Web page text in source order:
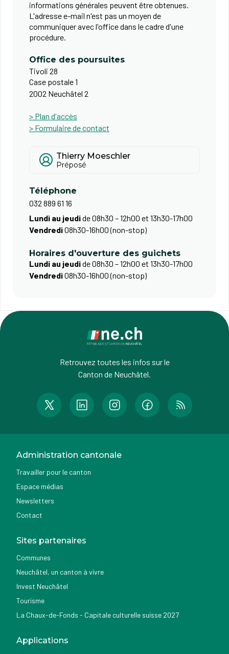
informations générales peuvent être obtenues.
L'adresse e-mail n'est pas un moyen de
communiquer avec l'office dans le cadre d'une
procédure.
Office des poursuites
Tivoli 28
Case postale 1
2002 Neuchâtel 2
> Plan d'accès
> Formulaire de contact
Thierry Moeschler
Préposé
Téléphone
032 889 61 16
Lundi au jeudide 08h30 – 12h00 et 13h30-17h00
Vendredi08h30-16h00 (non-stop)
Horaires d'ouverture des guichets
Lundi au jeudide 08h30 – 12h00 et 13h30-17h00
Vendredi08h30-16h00 (non-stop)
Retrouvez toutes les infos sur le
Canton de Neuchâtel.
Administration cantonale
Travailler pour le canton
Espace médias
Newsletters
Contact
Sites partenaires
Communes
Neuchâtel, un canton à vivre
Invest Neuchâtel
Tourisme
La Chaux-de-Fonds - Capitale culturelle suisse 2027
Applications